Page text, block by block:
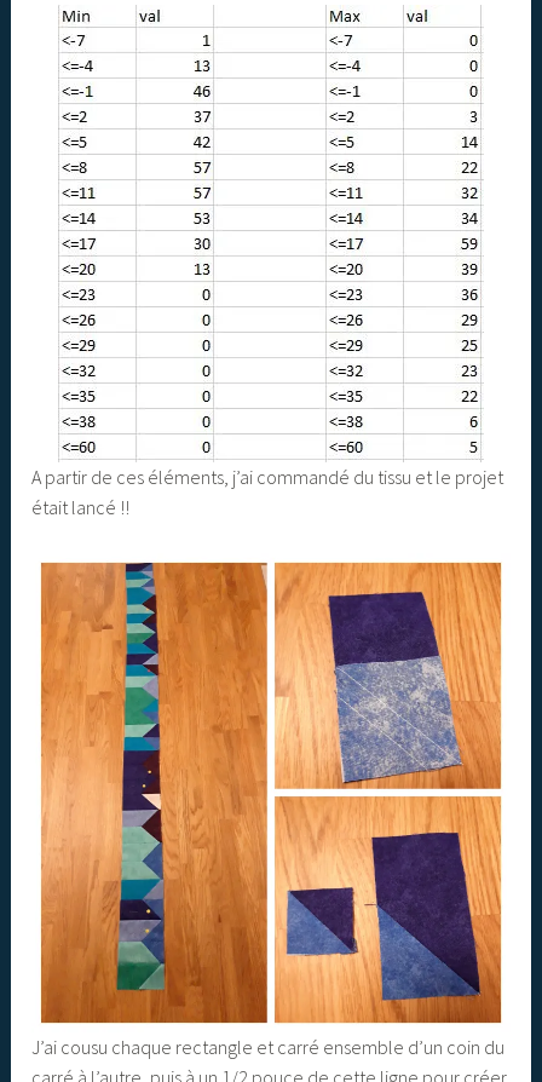
A partir de ces éléments, j’ai commandé du tissu et le projet
était lancé !!
J’ai cousu chaque rectangle et carré ensemble d’un coin du